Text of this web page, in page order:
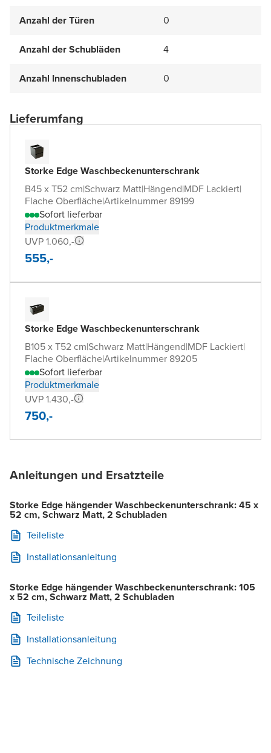
Anzahl der Türen 0
Anzahl der Schubläden 4
Anzahl Innenschubladen 0
Lieferumfang
Storke Edge Waschbeckenunterschrank
B45 x T52 cm|Schwarz Matt|Hängend|MDF Lackiert|
Flache Oberfläche|Artikelnummer 89199
Sofort lieferbar
Produktmerkmale
UVP 1.060,-
555,-
Storke Edge Waschbeckenunterschrank
B105 x T52 cm|Schwarz Matt|Hängend|MDF Lackiert|
Flache Oberfläche|Artikelnummer 89205
Sofort lieferbar
Produktmerkmale
UVP 1.430,-
750,-
Anleitungen und Ersatzteile
Storke Edge hängender Waschbeckenunterschrank: 45 x
52 cm, Schwarz Matt, 2 Schubladen
Teileliste
Installationsanleitung
Storke Edge hängender Waschbeckenunterschrank: 105
x 52 cm, Schwarz Matt, 2 Schubladen
Teileliste
Installationsanleitung
Technische Zeichnung